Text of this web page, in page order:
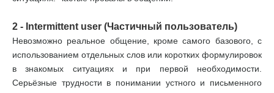
2 - Intermittent user (Частичный пользователь)
Невозможно реальное общение, кроме самого базового, с
использованием отдельных слов или коротких формулировок
в знакомых ситуациях и при первой необходимости.
Серьёзные трудности в понимании устного и письменного